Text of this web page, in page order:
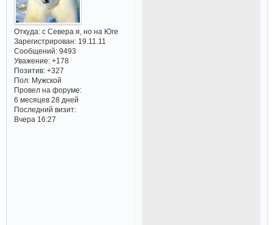
Откуда:с Севера я, но на Юге
Зарегистрирован: 19.11.11
Сообщений:9493
Уважение: +178
Позитив: +327
Пол:Мужской
Провел на форуме:
6 месяцев 28 дней
Последний визит:
Вчера 16:27